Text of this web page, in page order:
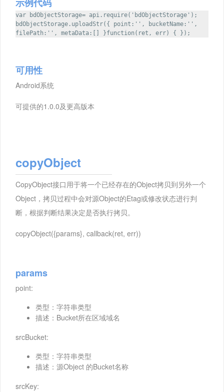
示例代码
var bdObjectStorage= api.require('bdObjectStorage');
bdObjectStorage.uploadStr({ point:'', bucketName:'',
filePath:'', metaData:[] }function(ret, err) { });
可用性
Android系统
可提供的1.0.0及更高版本
copyObject
CopyObject接口用于将一个已经存在的Object拷贝到另外一个
Object，拷贝过程中会对源Object的Etag或修改状态进行判
断，根据判断结果决定是否执行拷贝。
copyObject({params}, callback(ret, err))
params
point:
类型：字符串类型
描述：Bucket所在区域域名
srcBucket:
类型：字符串类型
描述：源Object 的Bucket名称
srcKey: